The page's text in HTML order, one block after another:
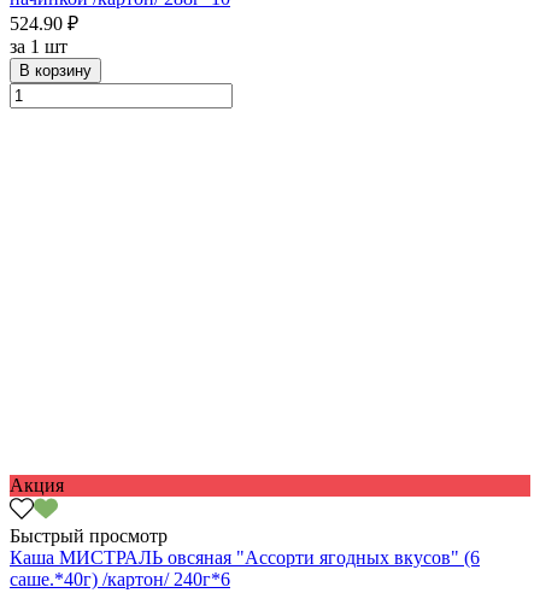
524.90 ₽
за 1 шт
В корзину
Акция
Быстрый просмотр
Каша МИСТРАЛЬ овсяная "Ассорти ягодных вкусов" (6
саше.*40г) /картон/ 240г*6